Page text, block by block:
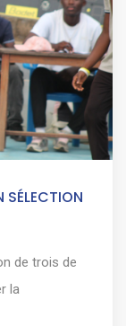
SÉLECTION
de trois de
la